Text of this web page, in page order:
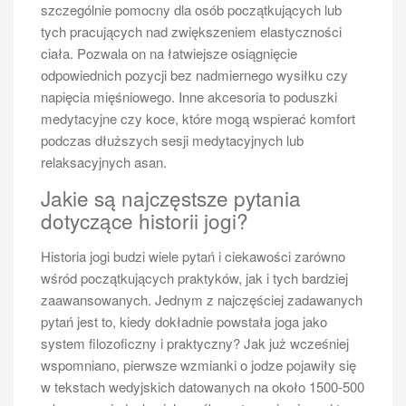
szczególnie pomocny dla osób początkujących lub
tych pracujących nad zwiększeniem elastyczności
ciała. Pozwala on na łatwiejsze osiągnięcie
odpowiednich pozycji bez nadmiernego wysiłku czy
napięcia mięśniowego. Inne akcesoria to poduszki
medytacyjne czy koce, które mogą wspierać komfort
podczas dłuższych sesji medytacyjnych lub
relaksacyjnych asan.
Jakie są najczęstsze pytania
dotyczące historii jogi?
Historia jogi budzi wiele pytań i ciekawości zarówno
wśród początkujących praktyków, jak i tych bardziej
zaawansowanych. Jednym z najczęściej zadawanych
pytań jest to, kiedy dokładnie powstała joga jako
system filozoficzny i praktyczny? Jak już wcześniej
wspomniano, pierwsze wzmianki o jodze pojawiły się
w tekstach wedyjskich datowanych na około 1500-500
Jakie są najlepsze techniki
treningowe dla początkujących
tenisistów
Aby skutecznie rozwijać swoje umiejętności tenisowe
jako początkujący gracz, warto stosować różnorodne
techniki treningowe dostosowane do indywidualnych
potrzeb oraz poziomu zaawansowania. Na początek
kluczowe jest opanowanie podstawowych uderzeń
takich jak forehand i backhand; warto ćwiczyć je
zarówno samodzielnie przy ścianie, jak i podczas
sparingów z partnerem lub trenerem. Technika
„shadow swing” polega na symulowaniu uderzeń bez
piłki; to świetny sposób na naukę prawidłowego ruchu
rakiety oraz postawy ciała bez presji związanej z
odbieraniem piłki. Kolejną skuteczną metodą jest
trening ze specjalnymi piłkami do tenisa o obniżonym
ciśnieniu; takie piłki są łatwiejsze do odbicia i